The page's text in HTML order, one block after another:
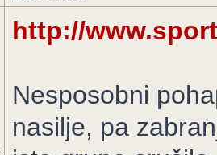
http://
Nesposobni
nasilje, pa